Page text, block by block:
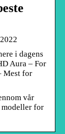
i dagens
Aura – For
Mest for
vår
modeller for